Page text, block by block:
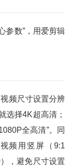
参数”，用爱剪辑
频尺寸设置分辨
选择4K超高清；
全高清”。同
频用竖屏（9:1
，避免尺寸设置